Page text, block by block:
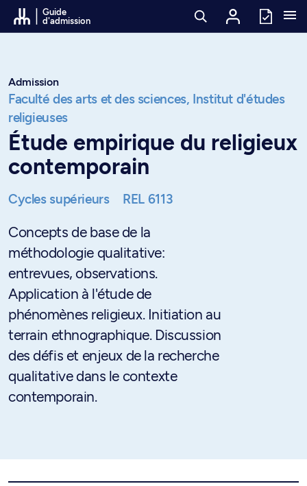
Passer au contenu
Guide
d'admission
Admission
Faculté des arts et des sciences, Institut d'études
religieuses
Étude empirique du religieux
contemporain
Cycles supérieurs REL 6113
Concepts de base de la
méthodologie qualitative:
entrevues, observations.
Application à l'étude de
phénomènes religieux. Initiation au
terrain ethnographique. Discussion
des défis et enjeux de la recherche
qualitative dans le contexte
contemporain.